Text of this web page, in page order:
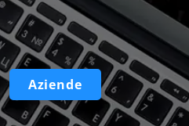
Aziende